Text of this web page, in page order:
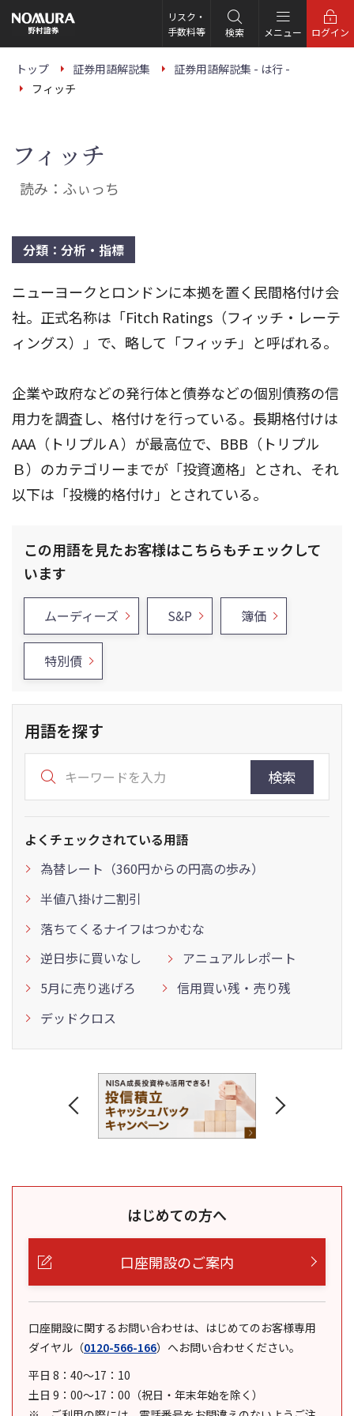
の
ー
リスク・
手数料等
検索 メニュー ログイン
トップ 証券用語解説集
証券用語解説集 - は行 -
フィッチ
フィッチ
読み：ふぃっち
分類：分析・指標
ニューヨークとロンドンに本拠を置く民間格付け会
社。正式名称は「Fitch Ratings（フィッチ・レーテ
ィングス）」で、略して「フィッチ」と呼ばれる。
企業や政府などの発行体と債券などの個別債務の信
用力を調査し、格付けを行っている。長期格付けは
AAA（トリプルＡ）が最高位で、BBB（トリプル
Ｂ）のカテゴリーまでが「投資適格」とされ、それ
以下は「投機的格付け」とされている。
この用語を見たお客様はこちらもチェックして
います
ムーディーズ S&P 簿価
特別債
用語を探す
検索
よくチェックされている用語
為替レート（360円からの円高の歩み）
半値八掛け二割引
落ちてくるナイフはつかむな
逆日歩に買いなし
アニュアルレポート
5月に売り逃げろ
信用買い残・売り残
デッドクロス
はじめての方へ
口座開設のご案内
口座開設に関するお問い合わせは、はじめてのお客様専用
ダイヤル （0120-566-166） へお問い合わせください。
平日 8：40～17：10
土日 9：00～17：00（祝日・年末年始を除く）